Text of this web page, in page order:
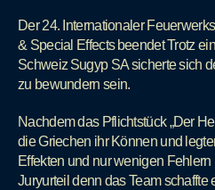
Der 24. Internationaler
& Special Effects beendet Trotz
Schweiz Sugyp SA sicherte
zu bewundern sein.
Nachdem das Pflichtstück „Der
die Griechen ihr Können und
Effekten und nur wenigen
Juryurteil denn das Team schaffte